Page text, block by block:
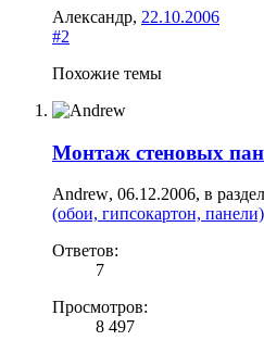
Александр, 22.10.2006
#2
Похожие темы
Монтаж стеновых
Andrew, 06.12.2006, в
(обои, гипсокартон, панели)
Ответов:
7
Просмотров:
8 497